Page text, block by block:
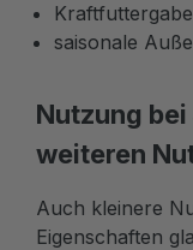
Kraftfuttergabe
saisonale
Nutzung
weiteren
Auch kleinere
Eigenschaften